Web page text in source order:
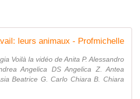
leurs animaux - Profmichelle
Voilà la vidéo de Anita P. Alessandro
Angelica DS Angelica Z. Antea
Beatrice G. Carlo Chiara B. Chiara